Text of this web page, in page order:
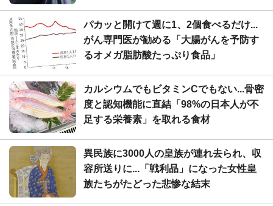
パカッと開けて週に1、2個食べるだけ...
がん専門医が勧める「大腸がんを予防す
るオメガ脂肪酸たっぷり食品」
カルシウムでもビタミンCでもない...骨密
度と認知機能に直結「98%の日本人が不
足する栄養素」を取れる食材
異民族に3000人の皇族が連れ去られ、収
容所送りに...「戦利品」になった女性皇
族たちがたどった悲惨な結末